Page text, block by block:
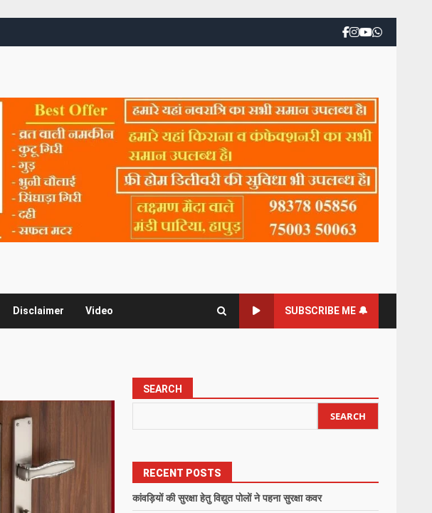
Disclaimer Video SUBSCRIBE ME 🔔
SEARCH
SEARCH
RECENT POSTS
कांवड़ियों की सुरक्षा हेतु विद्युत पोलों ने पहना सुरक्षा कवर